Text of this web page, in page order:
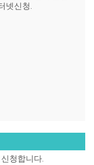
넷신청.
청합니다.